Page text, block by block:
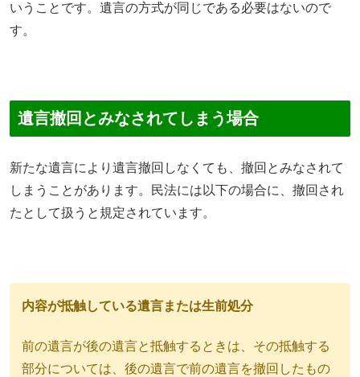
いうことです。遺言の方式が同じである必要はないので
す。
遺言撤回とみなされてしまう場合
新たな遺言により遺言撤回しなくても、撤回とみなされて
しまうことがあります。民法には以下の場合に、撤回され
たとして扱うと規定されています。
内容が抵触している遺言または生前処分
前の遺言が後の遺言と抵触するときは、その抵触する
部分については、後の遺言で前の遺言を撤回したもの